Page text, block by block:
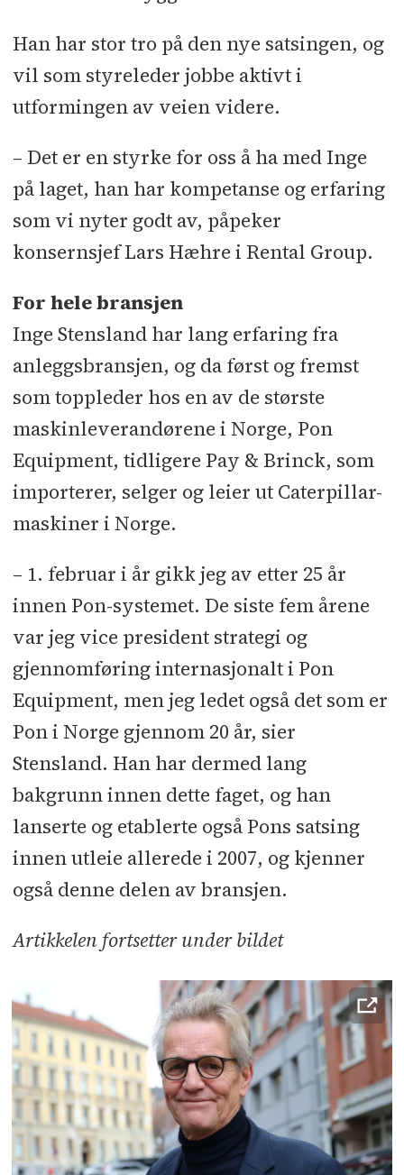
Han har stor tro på den nye satsingen, og
vil som styreleder jobbe aktivt i
utformingen av veien videre.
– Det er en styrke for oss å ha med Inge
på laget, han har kompetanse og erfaring
som vi nyter godt av, påpeker
konsernsjef Lars Hæhre i Rental Group.
For hele bransjen
Inge Stensland har lang erfaring fra
anleggsbransjen, og da først og fremst
som toppleder hos en av de største
maskinleverandørene i Norge, Pon
Equipment, tidligere Pay & Brinck, som
importerer, selger og leier ut Caterpillar-
maskiner i Norge.
– 1. februar i år gikk jeg av etter 25 år
innen Pon-systemet. De siste fem årene
var jeg vice president strategi og
gjennomføring internasjonalt i Pon
Equipment, men jeg ledet også det som er
Pon i Norge gjennom 20 år, sier
Stensland. Han har dermed lang
bakgrunn innen dette faget, og han
lanserte og etablerte også Pons satsing
innen utleie allerede i 2007, og kjenner
også denne delen av bransjen.
Artikkelen fortsetter under bildet